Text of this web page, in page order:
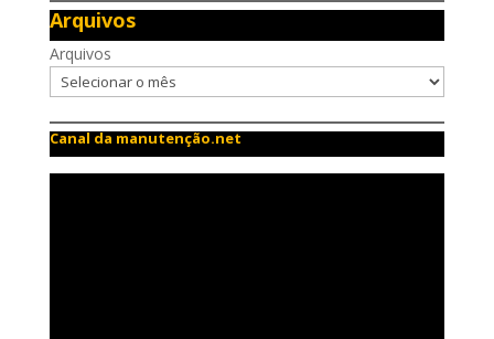
Arquivos
Arquivos
Canal da manutenção.net